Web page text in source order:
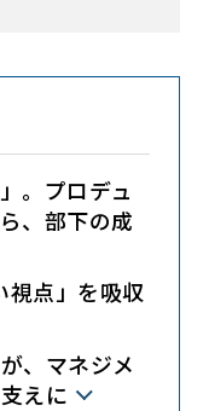
。プロデュ
、部下の成
視点」を吸収
、マネジメ
えに